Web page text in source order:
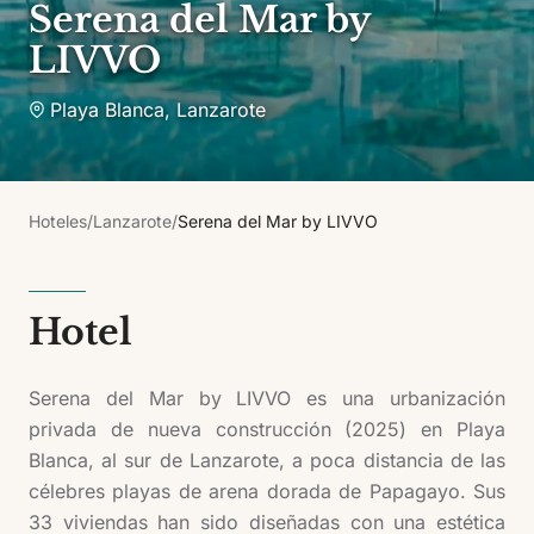
Serena del Mar by
LIVVO
Playa Blanca,Lanzarote
Hoteles/Lanzarote/Serena del Mar by LIVVO
Hotel
Serena del Mar by LIVVO es una urbanización
privada de nueva construcción (2025) en Playa
Blanca, al sur de Lanzarote, a poca distancia de las
célebres playas de arena dorada de Papagayo. Sus
33 viviendas han sido diseñadas con una estética